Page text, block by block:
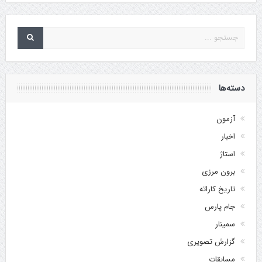
دسته‌ها
آزمون
اخبار
استاژ
برون مرزی
تاریخ کاراته
جام پارس
سمینار
گزارش تصویری
مسابقات